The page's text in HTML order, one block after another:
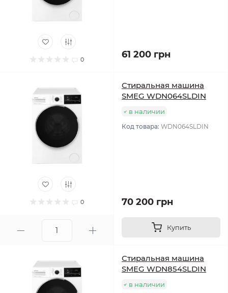
0 61 200 грн
0
Стиральная машина
SMEG WDN064SLDIN
в наличии
Код товара: WDN064SLDIN
70 200 грн
Купить
Стиральная машина
SMEG WDN854SLDIN
в наличии